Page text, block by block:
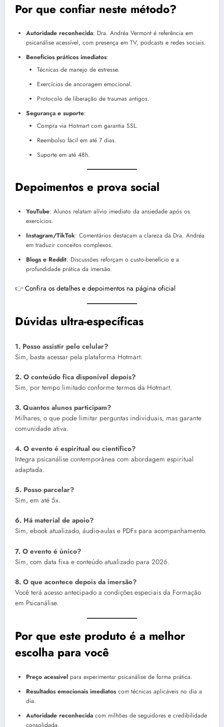
Por que confiar neste método?
Autoridade reconhecida: Dra. Andréa Vermont é referência em
psicanálise acessível, com presença em TV, podcasts e redes sociais.
Benefícios práticos imediatos:
Técnicas de manejo de estresse.
Exercícios de ancoragem emocional.
Protocolo de liberação de traumas antigos.
Segurança e suporte:
Compra via Hotmart com garantia SSL.
Reembolso fácil em até 7 dias.
Suporte em até 48h.
Depoimentos e prova social
YouTube: Alunos relatam alívio imediato da ansiedade após os
exercícios.
Instagram/TikTok: Comentários destacam a clareza da Dra. Andréa
em traduzir conceitos complexos.
Blogs e Reddit: Discussões reforçam o custo-benefício e a
profundidade prática da imersão.
👉Confira os detalhes e depoimentos na página oficial
Dúvidas ultra-específicas
1. Posso assistir pelo celular?
Sim, basta acessar pela plataforma Hotmart.
2. O conteúdo fica disponível depois?
Sim, por tempo limitado conforme termos da Hotmart.
3. Quantos alunos participam?
Milhares, o que pode limitar perguntas individuais, mas garante
comunidade ativa.
4. O evento é espiritual ou científico?
Integra psicanálise contemporânea com abordagem espiritual
adaptada.
5. Posso parcelar?
Sim, em até 5x.
6. Há material de apoio?
Sim, ebook atualizado, áudio-aulas e PDFs para acompanhamento.
7. O evento é único?
Sim, com data fixa e conteúdo atualizado para 2026.
8. O que acontece depois da imersão?
Você terá acesso antecipado a condições especiais da Formação
em Psicanálise.
Por que este produto é a melhor
escolha para você
Preço acessível para experimentar psicanálise de forma prática.
Resultados emocionais imediatoscom técnicas aplicáveis no dia a
dia.
Autoridade reconhecida com milhões de seguidores e credibilidade
consolidada.